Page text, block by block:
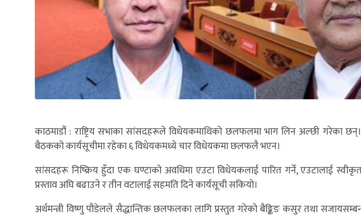
काठमाडौं : राष्ट्रिय सभाका सांसदहरूले विधेयकमाथिको छलफलमा भाग लिन अल्छी गरेका
बैठकको कार्यसूचीमा रहेका ६ विधेयकमध्ये चार विधेयकमा छलफलै भएन।
सांसदहरू निष्क्रिय हुँदा एक घण्टाको अवधिमा एउटा विधेयकलाई पारित गर्ने, एउटालाई
प्रस्ताव अघि बढाउने र तीन वटालाई सहमति दिने कार्यसूची सकियो।
अर्थमन्त्री विष्णु पौडेलले सैद्धान्तिक छलफलका लागि प्रस्तुत गरेको बैङ्किङ कसुर तथा